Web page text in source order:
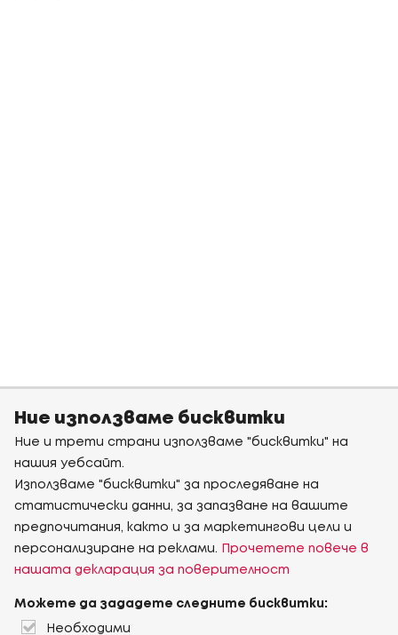
Ние използваме бисквитки
Ние и трети страни използваме "бисквитки" на
нашия уебсайт.
Използваме "бисквитки" за проследяване на
статистически данни, за запазване на вашите
предпочитания, както и за маркетингови цели и
персонализиране на реклами.
Прочетете повече в
нашата декларация за поверителност
Можете да зададете следните бисквитки:
Необходими